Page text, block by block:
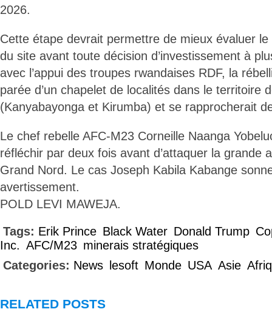
2026.
Cette étape devrait permettre de mieux évaluer
du site avant toute décision d’investissement à
avec l’appui des troupes rwandaises RDF, la
parée d’un chapelet de localités dans le territoire
(Kanyabayonga et Kirumba) et se rapprocherait
Le chef rebelle AFC-M23 Corneille Naanga
réfléchir par deux fois avant d’attaquer la grande
Grand Nord. Le cas Joseph Kabila Kabange
avertissement.
POLD LEVI MAWEJA.
Tags: Erik Prince Black Water Donald Trump
Inc. AFC/M23 minerais stratégiques
Categories: News lesoft Monde USA Asie
RELATED POSTS